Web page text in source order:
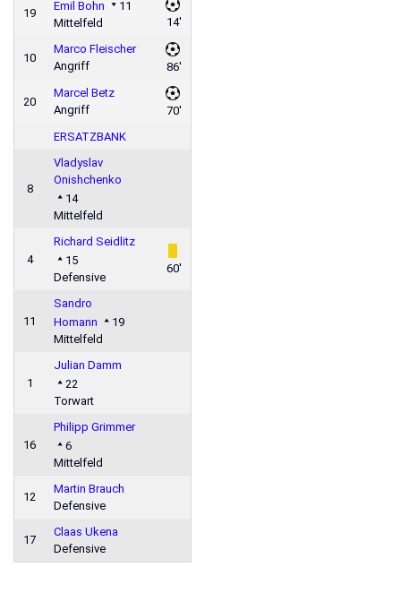
19
Emil Bohn
11
Mittelfeld
14'
10
Marco Fleischer
Angriff
86'
20
Marcel Betz
Angriff
70'
ERSATZBANK
8
Vladyslav
Onishchenko
14
Mittelfeld
4
Richard Seidlitz
15
Defensive
60'
11
Sandro
Homann
19
Mittelfeld
1
Julian Damm
22
Torwart
16
Philipp Grimmer
6
Mittelfeld
12
Martin Brauch
Defensive
17
Claas Ukena
Defensive